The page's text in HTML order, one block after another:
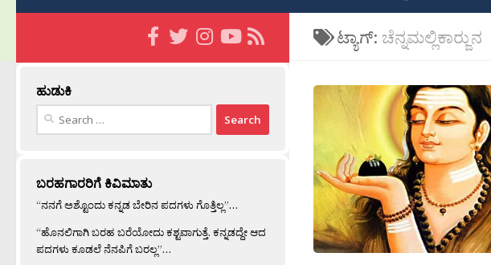
ಟ್ಯಾಗ್: ಚೆನ್ನಮಲ್ಲಿಕಾರ‍್ಜುನ
ಹುಡುಕಿ
Search
ಬರಹಗಾರರಿಗೆ ಕಿವಿಮಾತು
“ನನಗೆ ಅಶ್ಟೊಂದು ಕನ್ನಡ ಬೇರಿನ ಪದಗಳು ಗೊತ್ತಿಲ್ಲ”…
“ಹೊನಲಿಗಾಗಿ ಬರಹ ಬರೆಯೋದು ಕಶ್ಟವಾಗುತ್ತೆ. ಕನ್ನಡದ್ದೇ ಆದ
ಪದಗಳು ಕೂಡಲೆ ನೆನಪಿಗೆ ಬರಲ್ಲ”…